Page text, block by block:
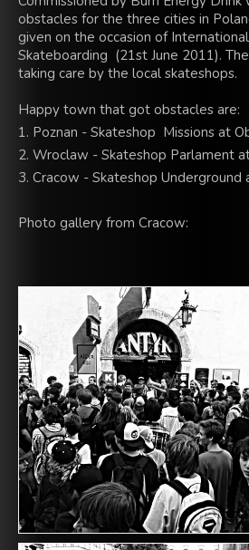
obstacles for the three cities in
given on the occasion of
Skateboarding (21st June 2011).
taking care by the local skateshops.
Happy town that got obstacles are:
1. Poznan - Skateshop Missions at
2. Wroclaw - Skateshop Parlament
3. Cracow - Skateshop Underground
Photo gallery from Cracow: